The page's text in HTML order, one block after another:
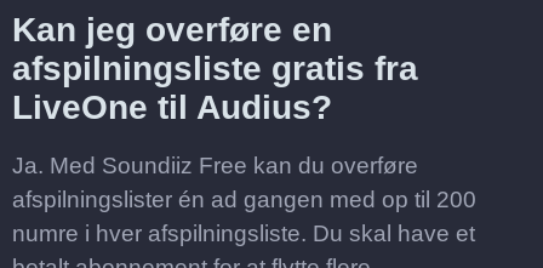
Kan jeg overføre en
afspilningsliste gratis fra
LiveOne til Audius?
Ja. Med Soundiiz Free kan du overføre
afspilningslister én ad gangen med op til 200
numre i hver afspilningsliste. Du skal have et